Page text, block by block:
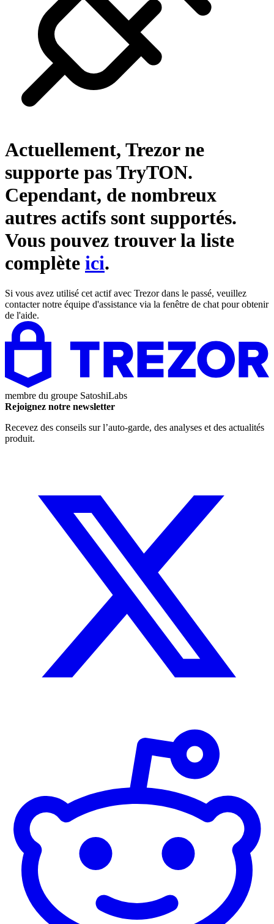
Actuellement, Trezor ne
supporte pasTryTON.
Cependant, de nombreux
autres actifs sont supportés.
Vous pouvez trouver la liste
complète ici.
Si vous avez utilisé cet actif avec Trezor dans le passé, veuillez
contacter notre équipe d'assistance via la fenêtre de chat pour obtenir
de l'aide.
membre du groupe SatoshiLabs
Rejoignez notre newsletter
Recevez des conseils sur l’auto-garde, des analyses et des actualités
produit.